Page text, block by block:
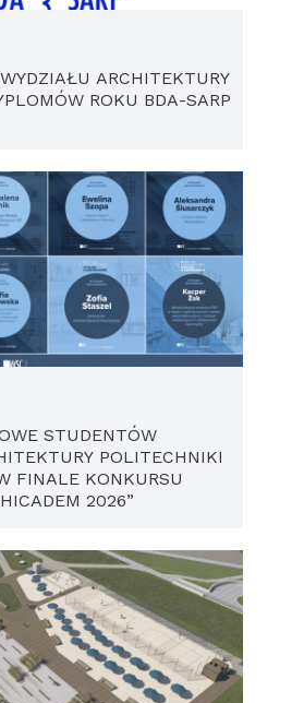
ARCHITEKTURY
ROKU BDA-SARP
STUDENTÓW
POLITECHNIKI
FINALE KONKURSU
2026”